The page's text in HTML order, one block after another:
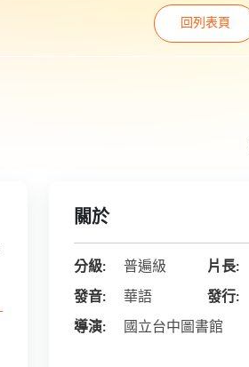
回列表頁
關於
分級: 普遍級 片長:
發音: 華語 發行:
導演: 國立台中圖書館